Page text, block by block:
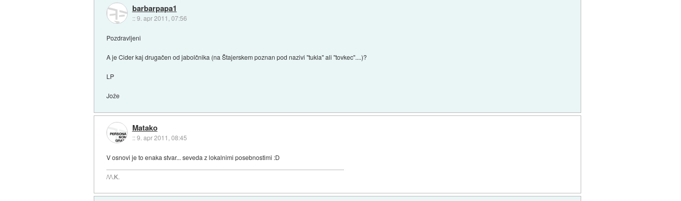
barbarpapa1
::9. apr 2011, 07:56
Pozdravljeni
A je Cider kaj drugačen od jabolčnika (na Štajerskem poznan pod nazivi "tukla" ali "tovkec"....)?
LP
Jože
Matako
::9. apr 2011, 08:45
V osnovi je to enaka stvar... seveda z lokalnimi posebnostimi :D
/\/\.K.